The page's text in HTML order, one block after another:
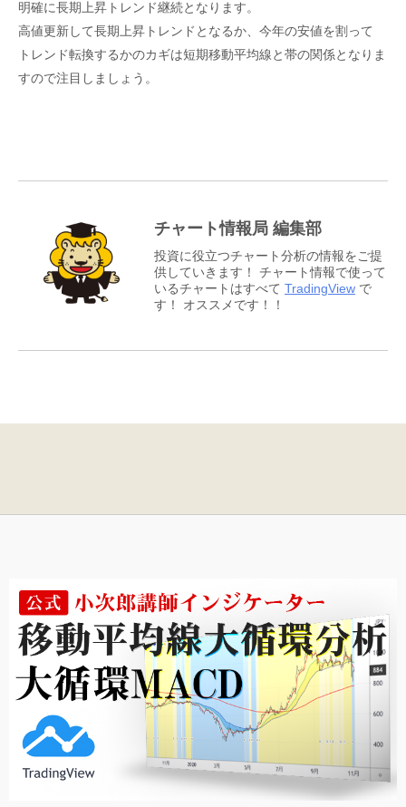
明確に長期上昇トレンド継続となります。
高値更新して長期上昇トレンドとなるか、今年の安値を割って
トレンド転換するかのカギは短期移動平均線と帯の関係となりま
すので注目しましょう。
チャート情報局 編集部
投資に役立つチャート分析の情報をご提
供していきます！ チャート情報で使って
いるチャートはすべて TradingView で
す！ オススメです！！